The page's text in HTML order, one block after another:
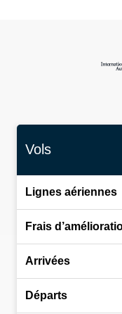
Vols
Lignes aériennes
Frais
Arrivées
Départs